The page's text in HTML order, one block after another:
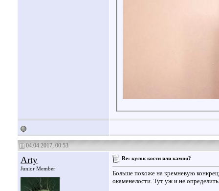
04.04.2017, 00:53
Arty
Junior Member
Re: кусок кости или камня?
Больше похоже на кремневую
окаменелости. Тут уж и не